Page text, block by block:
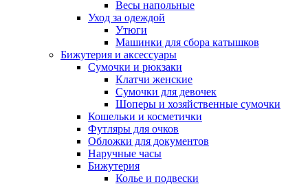
Весы напольные
Уход за одеждой
Утюги
Машинки для сбора катышков
Бижутерия и аксессуары
Сумочки и рюкзаки
Клатчи женские
Сумочки для девочек
Шоперы и хозяйственные сумочки
Кошельки и косметички
Футляры для очков
Обложки для документов
Наручные часы
Бижутерия
Колье и подвески